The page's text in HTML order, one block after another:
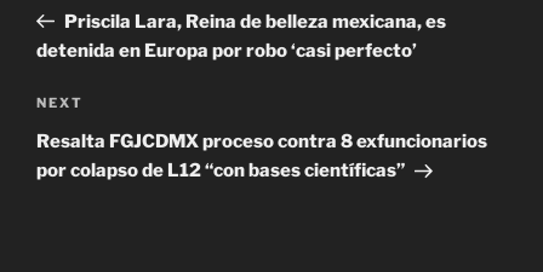
PostPriscila Lara, Reina de belleza mexicana, es
detenida en Europa por robo ‘casi perfecto’
Next
Post
NEXT
Resalta FGJCDMX proceso contra 8 exfuncionarios
por colapso de L12 “con bases científicas”